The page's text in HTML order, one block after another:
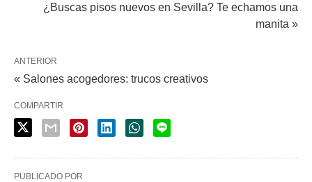
¿Buscas pisos nuevos en Sevilla? Te echamos una
manita »
ANTERIOR
« Salones acogedores: trucos creativos
COMPARTIR
PUBLICADO POR